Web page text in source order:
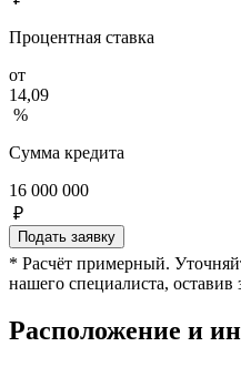
Процентная ставка
от
14,09
%
Сумма кредита
16 000 000
₽
Подать заявку
* Расчёт примерный.
нашего специалиста, оставив
Расположение и